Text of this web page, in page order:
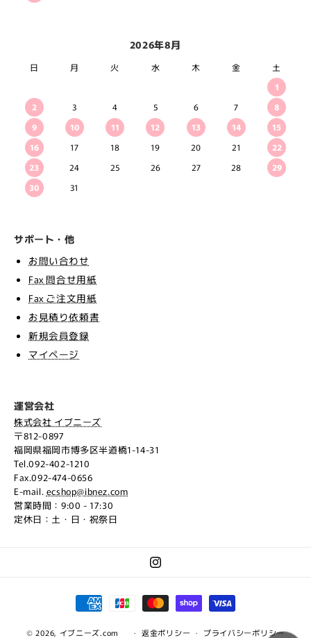
2026年8月
日 月 火 水 木 金
土
1
2
3 4 5 6 7
8
9
10 11 12 13 14
15
16
17 18 19 20 21
22
23
24 25 26 27 28
29
30
31
サポート・他
お問い合わせ
Fax 問合せ用紙
Fax ご注文用紙
お見積り依頼書
新規会員登録
マイページ
運営会社
株式会社 イブニーズ
〒812-0897
福岡県福岡市博多区半道橋1-14-31
Tel.092-402-1210
Fax.092-474-0656
E-mail. ecshop@ibnez.com
営業時間：9:00 - 17:30
定休日：土・日・祝祭日
Instagram
決
済
方
© 2026, イブニーズ.com 返金ポリシー プライバシーポリシー